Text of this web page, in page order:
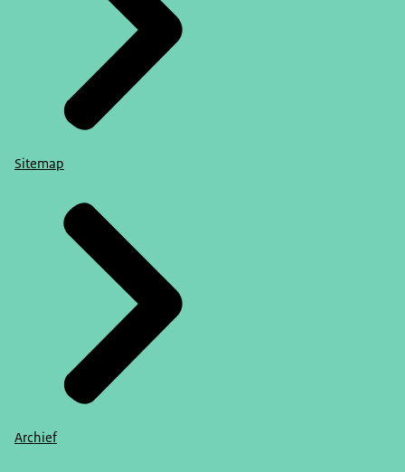
Sitemap
Archief